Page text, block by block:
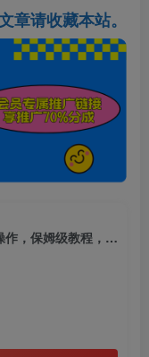
章请收藏本站。
“无尽的拉格朗日手游”全新玩法，无脑操作，保姆级教程，单号日入1000+，可批量操作